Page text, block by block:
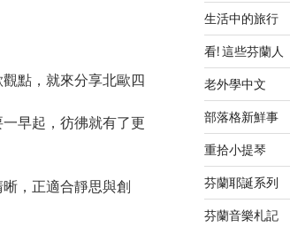
點，就來分享北歐四
早起，彷彿就有了更
，正適合靜思與創
生活中的旅行
看! 這些芬蘭人
老外學中文
部落格新鮮事
重拾小提琴
芬蘭耶誕系列
芬蘭音樂札記